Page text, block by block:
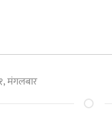
मंगलबार